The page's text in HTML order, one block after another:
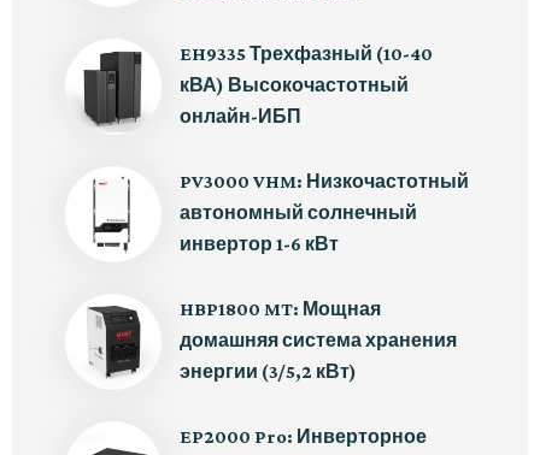
EH9335 Трехфазный (10-40
кВА) Высокочастотный
онлайн-ИБП
PV3000 VHM: Низкочастотный
автономный солнечный
инвертор 1-6 кВт
HBP1800 MT: Мощная
домашняя система хранения
энергии (3/5,2 кВт)
EP2000 Pro: Инверторное